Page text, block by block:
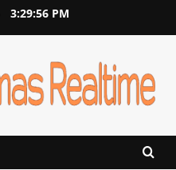
3:29:57 PM